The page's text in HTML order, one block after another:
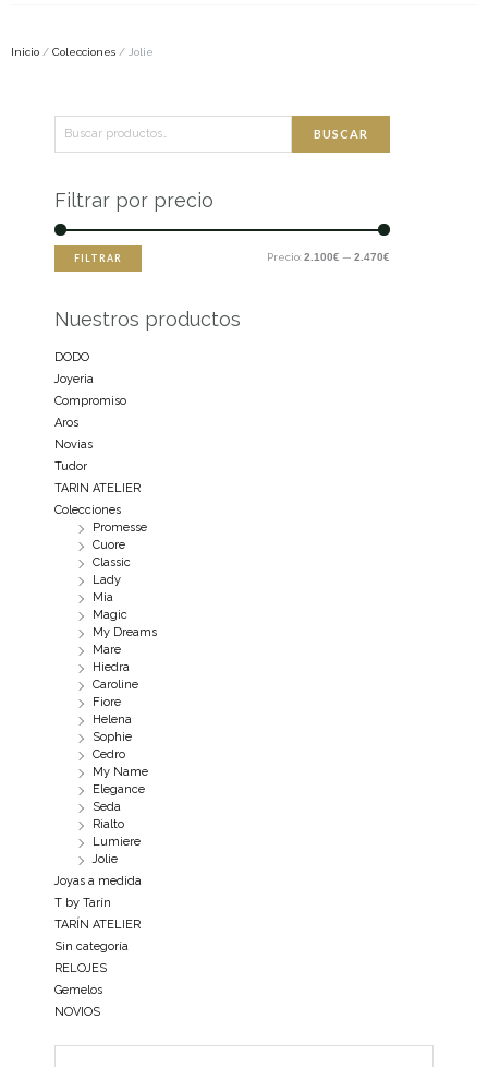
Inicio / Colecciones / Jolie
por:
BUSCAR
Filtrar por precio
FILTRAR Precio: 2.100€ — 2.470€
Nuestros productos
DODO
Joyeria
Compromiso
Aros
Novias
Tudor
TARIN ATELIER
Colecciones
Promesse
Cuore
Classic
Lady
Mia
Magic
My Dreams
Mare
Hiedra
Caroline
Fiore
Helena
Sophie
Cedro
My Name
Elegance
Seda
Rialto
Lumiere
Jolie
Joyas a medida
T by Tarín
TARÍN ATELIER
Sin categoría
RELOJES
Gemelos
NOVIOS